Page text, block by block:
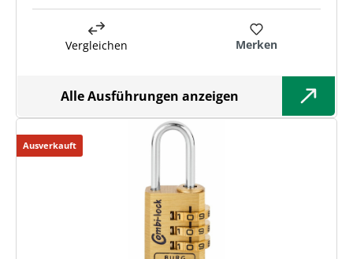
Vergleichen Merken
Alle Ausführungen anzeigen
Ausverkauft